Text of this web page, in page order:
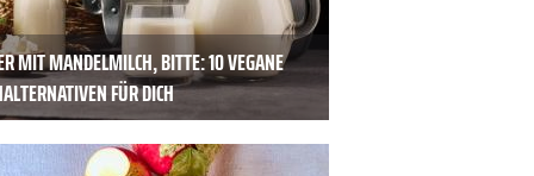
MIT MANDELMILCH, BITTE: 10 VEGANE
FÜR DICH